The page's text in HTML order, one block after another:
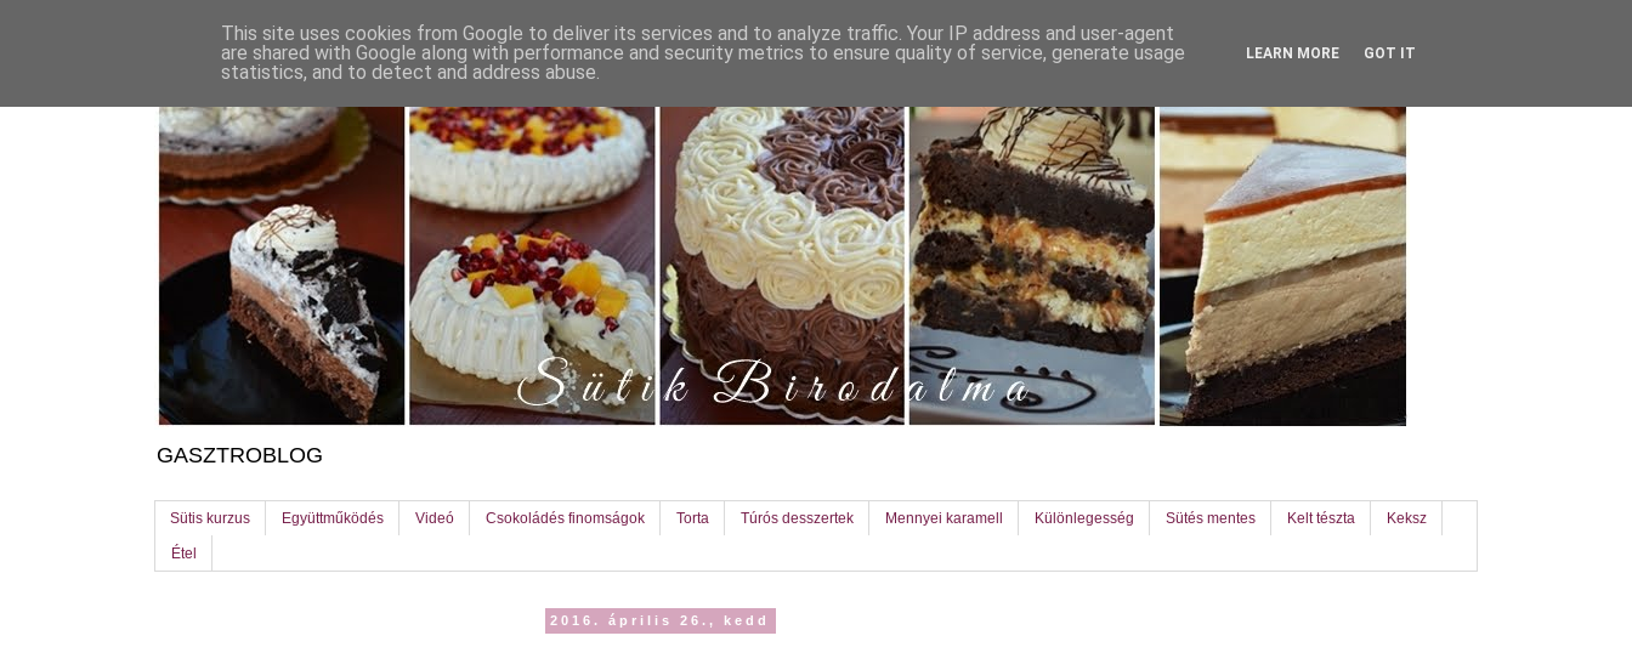
GASZTROBLOG
Sütis kurzus Együttműködés Videó Csokoládés finomságok Torta Túrós desszertek Mennyei karamell Különlegesség Sütés mentes Kelt tészta Keksz
Étel
2016. április 26., kedd
This site uses cookies from Google to deliver its services and to analyze traffic. Your IP address and user-agent
are shared with Google along with performance and security metrics to ensure quality of service, generate usage
statistics, and to detect and address abuse.
LEARN MORE GOT IT